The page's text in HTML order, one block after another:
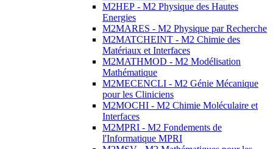
M2HEP - M2 Physique des Hautes
Energies
M2MARES - M2 Physique par Recherche
M2MATCHEINT - M2 Chimie des
Matériaux et Interfaces
M2MATHMOD - M2 Modélisation
Mathématique
M2MECENCLI - M2 Génie Mécanique
pour les Cliniciens
M2MOCHI - M2 Chimie Moléculaire et
Interfaces
M2MPRI - M2 Fondements de
l'Informatique MPRI